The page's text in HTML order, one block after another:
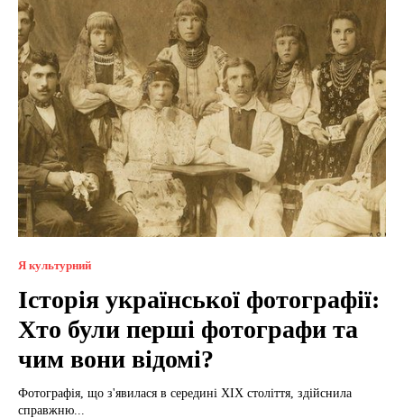
Я культурний
Історія української фотографії:
Хто були перші фотографи та
чим вони відомі?
Фотографія, що з'явилася в середині XIX століття, здійснила
справжню...